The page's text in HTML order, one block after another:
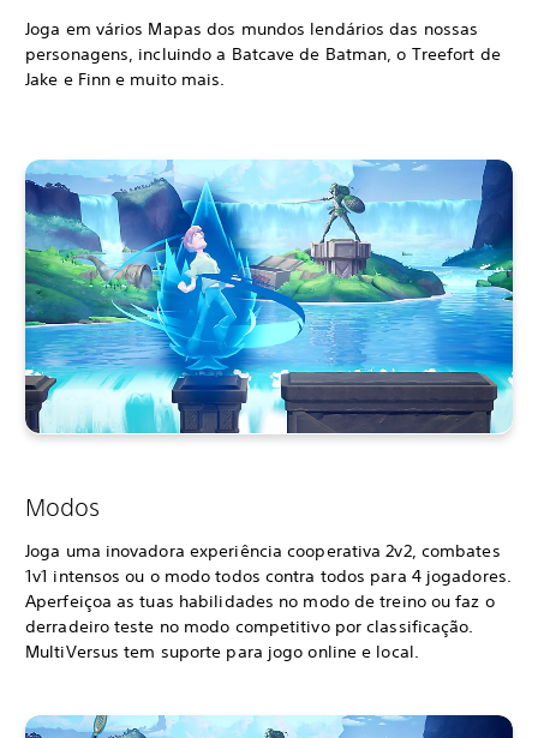
Joga em vários Mapas dos mundos lendários das nossas
personagens, incluindo a Batcave de Batman, o Treefort de
Jake e Finn e muito mais.
Modos
Joga uma inovadora experiência cooperativa 2v2, combates
1v1 intensos ou o modo todos contra todos para 4 jogadores.
Aperfeiçoa as tuas habilidades no modo de treino ou faz o
derradeiro teste no modo competitivo por classificação.
MultiVersus tem suporte para jogo online e local.